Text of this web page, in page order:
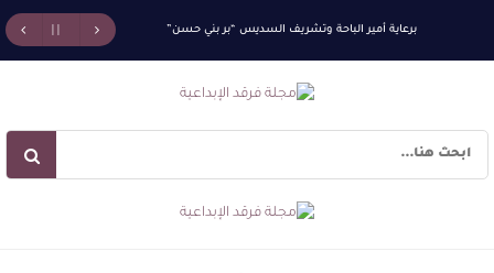
برعاية أمير الباحة وتشريف السديس “بر بني حسن”
تكرّم الفائزين بجائزة “رواد العمل التطوعي 4”
جائزة المهندس زياد الزهراني للتفوق العلمي تكرّم